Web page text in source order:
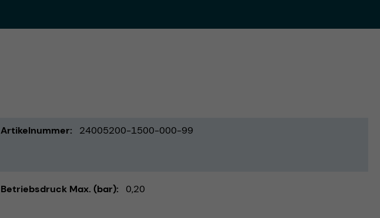
Artikelnummer 24005200-1500-000-99
Betriebsdruck Max. (bar) 0,20